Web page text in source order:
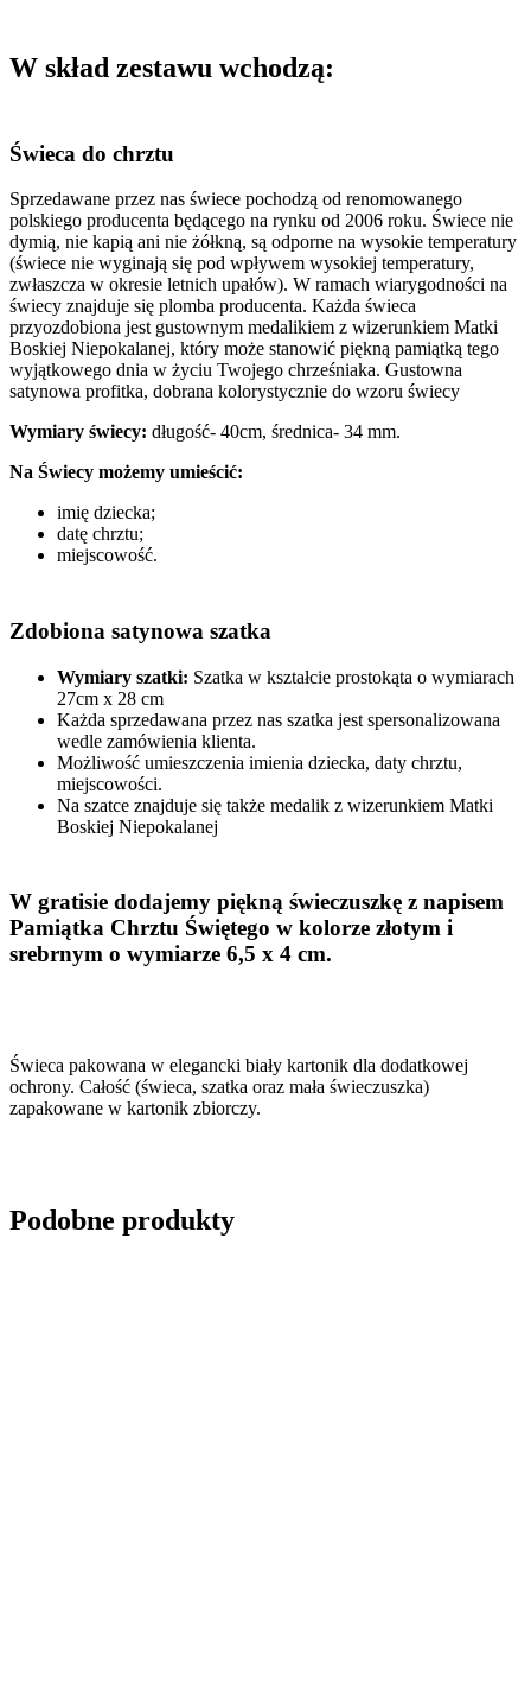
W skład zestawu wchodzą:
Świeca do chrztu
Sprzedawane przez nas świece pochodzą od renomowanego
polskiego producenta będącego na rynku od 2006 roku. Świece nie
dymią, nie kapią ani nie żółkną, są odporne na wysokie temperatury
(świece nie wyginają się pod wpływem wysokiej temperatury,
zwłaszcza w okresie letnich upałów). W ramach wiarygodności na
świecy znajduje się plomba producenta. Każda świeca
przyozdobiona jest gustownym medalikiem z wizerunkiem Matki
Boskiej Niepokalanej, który może stanowić piękną pamiątką tego
wyjątkowego dnia w życiu Twojego chrześniaka. Gustowna
satynowa profitka, dobrana kolorystycznie do wzoru świecy
Wymiary świecy: długość- 40cm, średnica- 34 mm.
Na Świecy możemy umieścić:
imię dziecka;
datę chrztu;
miejscowość.
Zdobiona satynowa szatka
Wymiary szatki: Szatka w kształcie prostokąta o wymiarach
27cm x 28 cm
Każda sprzedawana przez nas szatka jest spersonalizowana
wedle zamówienia klienta.
Możliwość umieszczenia imienia dziecka, daty chrztu,
miejscowości.
Na szatce znajduje się także medalik z wizerunkiem Matki
Boskiej Niepokalanej
W gratisie dodajemy piękną świeczuszkę z napisem
Pamiątka Chrztu Świętego w kolorze złotym i
srebrnym o wymiarze 6,5 x 4 cm.
Świeca pakowana w elegancki biały kartonik dla dodatkowej
ochrony. Całość (świeca, szatka oraz mała świeczuszka)
zapakowane w kartonik zbiorczy.
Podobne produkty